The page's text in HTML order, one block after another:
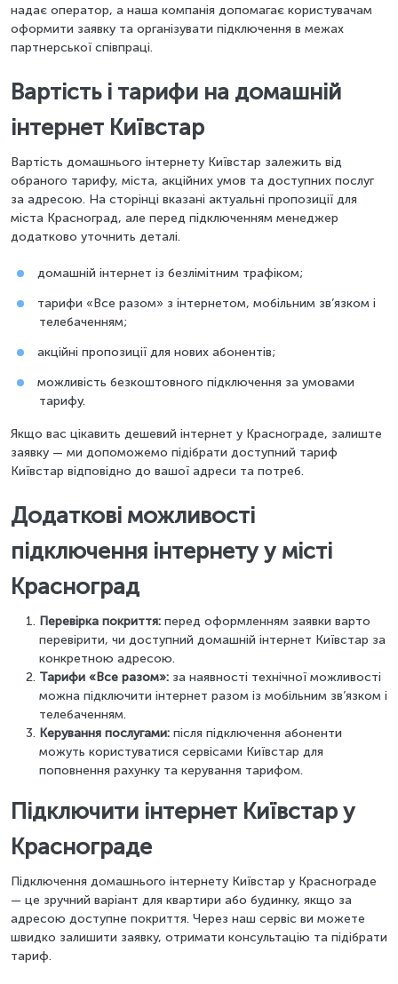
надає оператор, а наша компанія допомагає користувачам
оформити заявку та організувати підключення в межах
партнерської співпраці.
Вартість і тарифи на домашній
інтернет Київстар
Вартість домашнього інтернету Київстар залежить від
обраного тарифу, міста, акційних умов та доступних послуг
за адресою. На сторінці вказані актуальні пропозиції для
міста Красноград, але перед підключенням менеджер
додатково уточнить деталі.
домашній інтернет із безлімітним трафіком;
тарифи «Все разом» з інтернетом, мобільним зв’язком і
телебаченням;
акційні пропозиції для нових абонентів;
можливість безкоштовного підключення за умовами
тарифу.
Якщо вас цікавить дешевий інтернет у Краснограде, залиште
заявку — ми допоможемо підібрати доступний тариф
Київстар відповідно до вашої адреси та потреб.
Додаткові можливості
підключення інтернету у місті
Красноград
Перевірка покриття: перед оформленням заявки варто
перевірити, чи доступний домашній інтернет Київстар за
конкретною адресою.
Тарифи «Все разом»: за наявності технічної можливості
можна підключити інтернет разом із мобільним зв’язком і
телебаченням.
Керування послугами: після підключення абоненти
можуть користуватися сервісами Київстар для
поповнення рахунку та керування тарифом.
Підключити інтернет Київстар у
Краснограде
Підключення домашнього інтернету Київстар у Краснограде
— це зручний варіант для квартири або будинку, якщо за
адресою доступне покриття. Через наш сервіс ви можете
швидко залишити заявку, отримати консультацію та підібрати
тариф.